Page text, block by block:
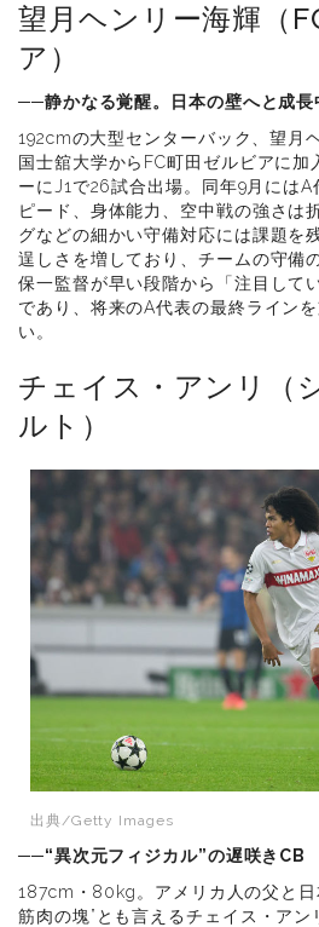
望月ヘンリー海輝（
ア）
──静かなる覚醒。日本の壁へと成長
192cmの大型センターバック、望月
国士舘大学からFC町田ゼルビアに加
ーにJ1で26試合出場。同年9月には
ピード、身体能力、空中戦の強さは
グなどの細かい守備対応には課題を
逞しさを増しており、チームの守備
保一監督が早い段階から「注目して
であり、将来のA代表の最終ライン
い。
チェイス・アンリ（
ルト）
出典/Getty Images
──“異次元フィジカル”の遅咲きCB
187cm・80kg。アメリカ人の父と日
筋肉の塊”とも言えるチェイス・アン